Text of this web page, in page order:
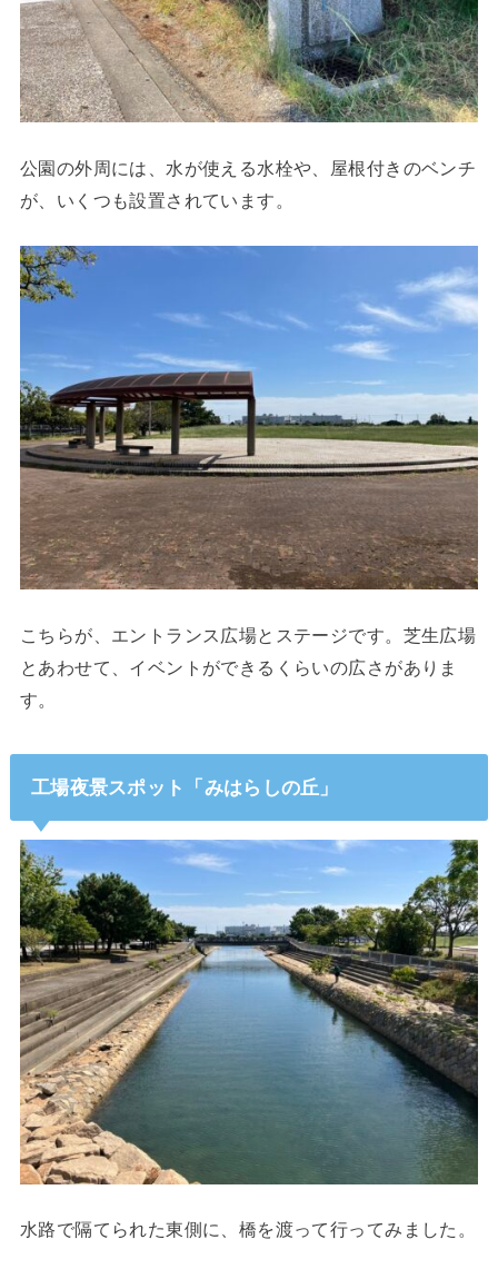
公園の外周には、水が使える水栓や、屋根付きのベンチ
が、いくつも設置されています。
こちらが、エントランス広場とステージです。芝生広場
とあわせて、イベントができるくらいの広さがありま
す。
工場夜景スポット「みはらしの丘」
水路で隔てられた東側に、橋を渡って行ってみました。